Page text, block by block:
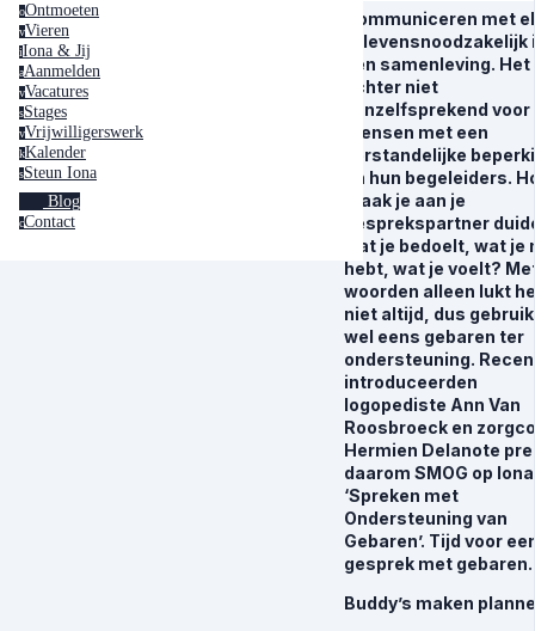
oOntmoeten
vVieren
iIona & Jij
aAanmelden
vVacatures
sStages
vVrijwilligerswerk
kKalender
sSteun Iona
Blog
cContact
Communiceren met
is levensnoodzakelijk
een samenleving. Het
echter niet
vanzelfsprekend voor
mensen met een
verstandelijke
en hun begeleiders.
maak je aan je
gesprekspartner
wat je bedoelt, wat je
hebt, wat je voelt?
woorden alleen lukt
niet altijd, dus
wel eens gebaren ter
ondersteuning.
introduceerden
logopediste Ann Van
Roosbroeck en
Hermien Delanote
daarom SMOG op
‘Spreken met
Ondersteuning van
Gebaren’. Tijd voor
gesprek met gebaren.
Buddy’s maken